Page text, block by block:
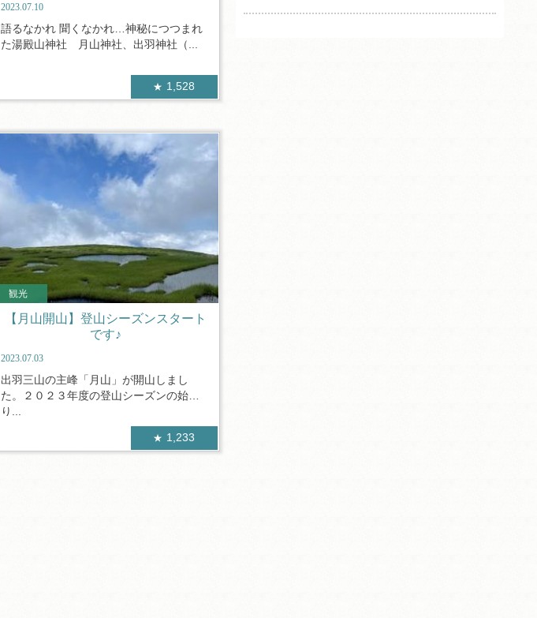
2023.07.10
語るなかれ 聞くなかれ…神秘につつまれ
た湯殿山神社 月山神社、出羽神社（...
1,528
観光
【月山開山】登山シーズンスタート
です♪
2023.07.03
出羽三山の主峰「月山」が開山しまし
た。２０２３年度の登山シーズンの始ま
り...
1,233